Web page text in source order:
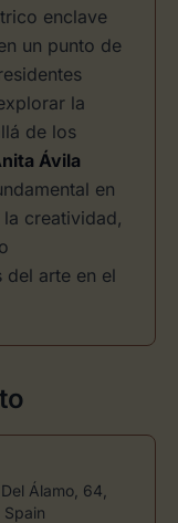
enclave
un punto de
la
de los
Ávila
en
creatividad,
del arte en el
Álamo, 64,